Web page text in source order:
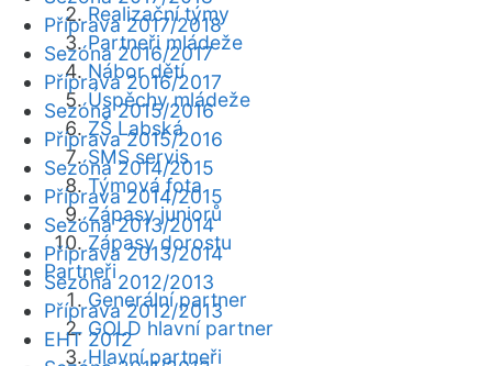
Realizační týmy
Partneři mládeže
Nábor dětí
Úspěchy mládeže
ZŠ Labská
SMS servis
Týmová fota
Zápasy juniorů
Zápasy dorostu
Partneři
Generální partner
GOLD hlavní partner
Hlavní partneři
Příprava 2017/2018
Sezóna 2016/2017
Příprava 2016/2017
Sezóna 2015/2016
Příprava 2015/2016
Sezóna 2014/2015
Příprava 2014/2015
Sezóna 2013/2014
Příprava 2013/2014
Sezóna 2012/2013
Příprava 2012/2013
EHT 2012